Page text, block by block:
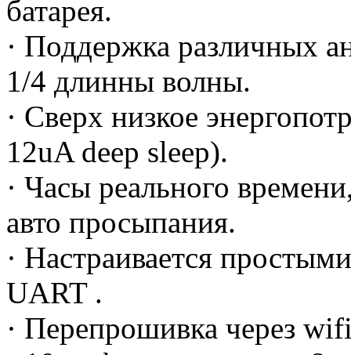
батарея.
· Поддержка различных
1/4 длинны волны.
· Сверх низкое
12uA deep sleep).
· Часы реального
авто просыпания.
· Настраивается
UART .
· Перепрошивка через